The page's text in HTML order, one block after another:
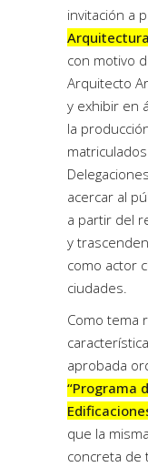
invitación a
con motivo
Arquitecto
y exhibir en
la
acercar al
a partir del
y
como actor
ciudades.
Como tema
aprobada
“Programa
que la
concreta de